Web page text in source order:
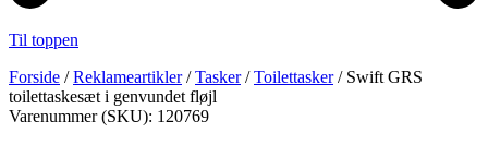
Til toppen
Forside /Reklameartikler/Tasker/Toilettasker/ Swift GRS
toilettaskesæt i genvundet fløjl
Varenummer (SKU): 120769